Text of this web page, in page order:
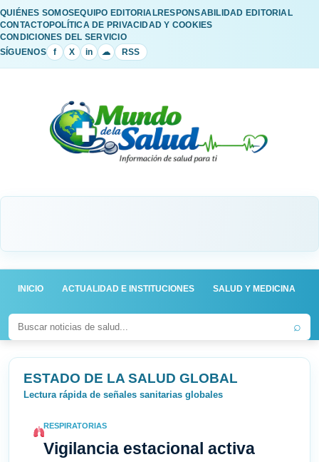
QUIÉNES SOMOSEQUIPO EDITORIALRESPONSABILIDAD EDITORIAL
CONTACTOPOLÍTICA DE PRIVACIDAD Y COOKIES
CONDICIONES DEL SERVICIO
SÍGUENOS
f X in ☁ RSS
INICIO ACTUALIDAD E INSTITUCIONES SALUD Y MEDICINA
⌕
ESTADO DE LA SALUD GLOBAL
Lectura rápida de señales sanitarias globales
RESPIRATORIAS
Vigilancia estacional activa